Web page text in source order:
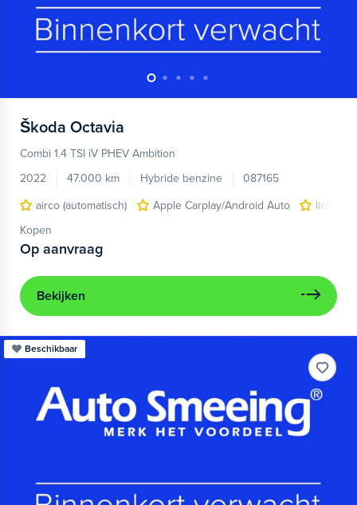
Škoda Octavia
Combi 1.4 TSI iV PHEV Ambition
2022
47.000 km Hybride benzine
087165
airco (automatisch)
Apple Carplay/Android Auto
Kopen
Op aanvraag
Bekijken
Beschikbaar